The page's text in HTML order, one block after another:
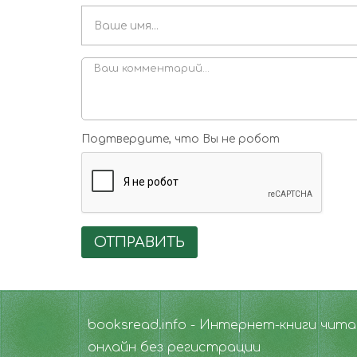
Подтвердите, что Вы не робот
ОТПРАВИТЬ
booksread.info - Интернет-книги
онлайн без регистрации